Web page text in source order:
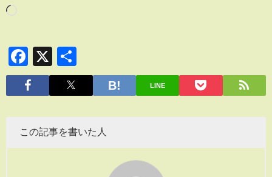
Facebook
X
有
LINE
この記事を書いた人